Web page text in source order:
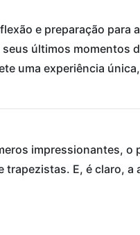
e preparação
últimos momentos
uma experiência
impressionantes,
trapezistas. E, é claro,